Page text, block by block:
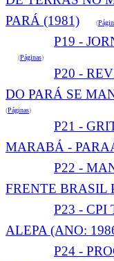
PARÁ (1981) (
P19 -
(Páginas)
P20 -
DO PARÁ SE
(Páginas)
P21 -
MARABÁ -
P22 -
FRENTE BRASIL
P23 - CPI
ALEPA (ANO:
P24 -